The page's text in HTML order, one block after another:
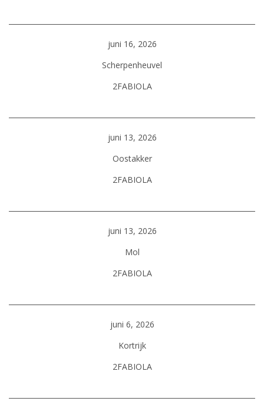
juni 16, 2026
Scherpenheuvel
2FABIOLA
juni 13, 2026
Oostakker
2FABIOLA
juni 13, 2026
Mol
2FABIOLA
juni 6, 2026
Kortrijk
2FABIOLA